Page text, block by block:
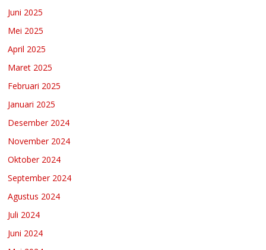
Juni 2025
Mei 2025
April 2025
Maret 2025
Februari 2025
Januari 2025
Desember 2024
November 2024
Oktober 2024
September 2024
Agustus 2024
Juli 2024
Juni 2024